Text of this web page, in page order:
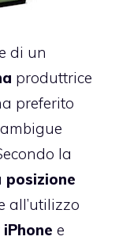
di un
produttrice
preferito
la
posizione
all’utilizzo
iPhone e